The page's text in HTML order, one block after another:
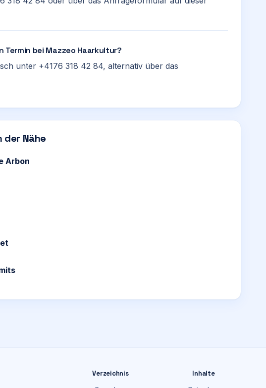
Termin bei Mazzeo Haarkultur?
unter +4176 318 42 84, alternativ über das
der Nähe
Arbon
Verzeichnis
Inhalte